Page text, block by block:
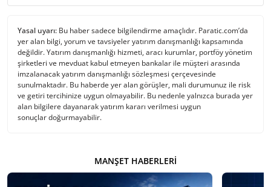
Yasal uyarı: Bu haber sadece bilgilendirme amaçlıdır. Paratic.com’da
yer alan bilgi, yorum ve tavsiyeler yatırım danışmanlığı kapsamında
değildir. Yatırım danışmanlığı hizmeti, aracı kurumlar, portföy yönetim
şirketleri ve mevduat kabul etmeyen bankalar ile müşteri arasında
imzalanacak yatırım danışmanlığı sözleşmesi çerçevesinde
sunulmaktadır. Bu haberde yer alan görüşler, mali durumunuz ile risk
ve getiri tercihinize uygun olmayabilir. Bu nedenle yalnızca burada yer
alan bilgilere dayanarak yatırım kararı verilmesi uygun
sonuçlar doğurmayabilir.
MANŞET HABERLERI